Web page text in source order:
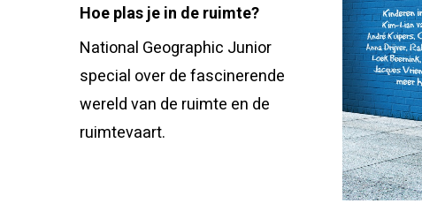
Hoe plas je in de ruimte?
National Geographic Junior
special over de fascinerende
wereld van de ruimte en de
ruimtevaart.